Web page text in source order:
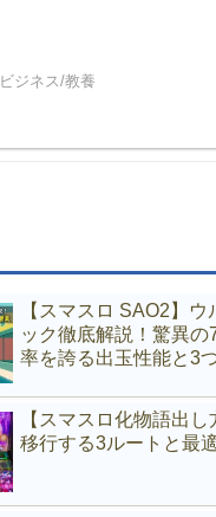
ビジネス/教養
【スマスロ SAO2】
ック徹底解説！驚異の
率を誇る出玉性能と3
【スマスロ化物語出
移行する3ルートと最